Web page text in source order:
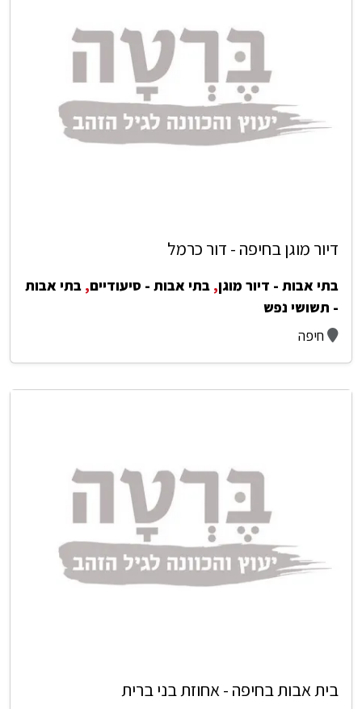
דיור מוגן בחיפה - דור כרמל
בתי אבות - דיור מוגן, בתי אבות - סיעודיים, בתי אבות
- תשושי נפש
חיפה
בית אבות בחיפה - אחוזת בני ברית